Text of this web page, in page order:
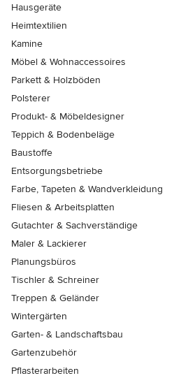
Hausgeräte
Heimtextilien
Kamine
Möbel & Wohnaccessoires
Parkett & Holzböden
Polsterer
Produkt- & Möbeldesigner
Teppich & Bodenbeläge
Baustoffe
Entsorgungsbetriebe
Farbe, Tapeten & Wandverkleidung
Fliesen & Arbeitsplatten
Gutachter & Sachverständige
Maler & Lackierer
Planungsbüros
Tischler & Schreiner
Treppen & Geländer
Wintergärten
Garten- & Landschaftsbau
Gartenzubehör
Pflasterarbeiten